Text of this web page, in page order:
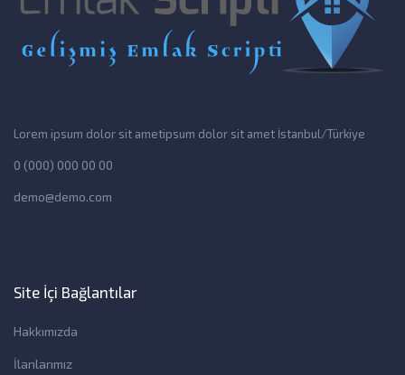
Lorem ipsum dolor sit ametipsum dolor sit amet İstanbul/Türkiye
0 (000) 000 00 00
demo@demo.com
Site İçi Bağlantılar
Hakkımızda
İlanlarımız